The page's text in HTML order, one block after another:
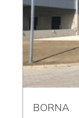
BORNA